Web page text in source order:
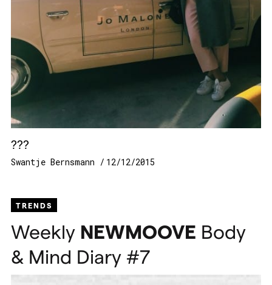
???
Swantje Bernsmann 12/12/2015
TRENDS
Weekly NEWMOOVE Body
& Mind Diary #7